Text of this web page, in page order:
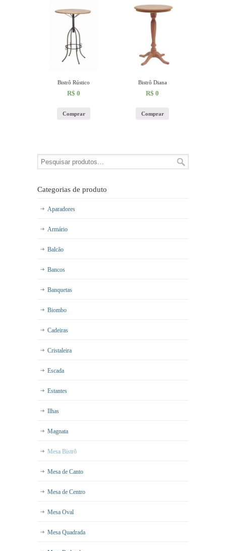
Bistrô Rústico
R$ 0
Comprar
Bistrô Diana
R$ 0
Comprar
Categorias de produto
Aparadores
Armário
Balcão
Bancos
Banquetas
Biombo
Cadeiras
Cristaleira
Escada
Estantes
Ilhas
Magnata
Mesa Bistrô
Mesa de Canto
Mesa de Centro
Mesa Oval
Mesa Quadrada